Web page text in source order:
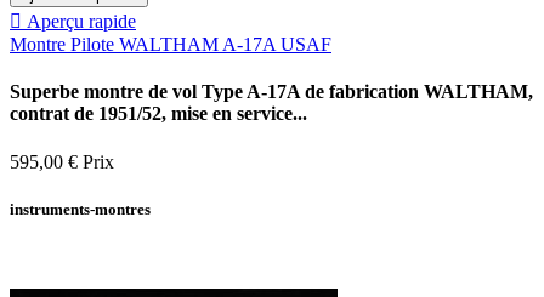
 Aperçu rapide
Montre Pilote WALTHAM A-17A USAF
Superbe montre de vol Type A-17A de fabrication WALTHAM,
contrat de 1951/52, mise en service...
595,00 € Prix
instruments-montres